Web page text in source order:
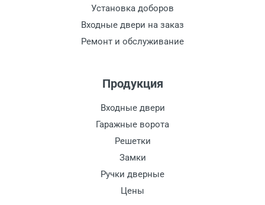
Установка доборов
Входные двери на заказ
Ремонт и обслуживание
Продукция
Входные двери
Гаражные ворота
Решетки
Замки
Ручки дверные
Цены